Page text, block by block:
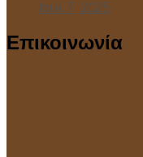
Ιούλ 7, 2025
Επικοινωνία